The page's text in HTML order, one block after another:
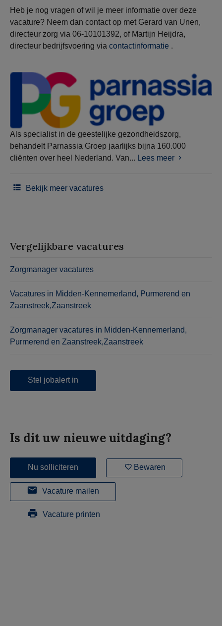
Heb je nog vragen of wil je meer informatie over deze
vacature? Neem dan contact op met Gerard van Unen,
directeur zorg via 06-10101392, of Martijn Heijdra,
directeur bedrijfsvoering via contactinformatie .
Als specialist in de geestelijke gezondheidszorg,
behandelt Parnassia Groep jaarlijks bijna 160.000
cliënten over heel Nederland. Van... Lees meer
Bekijk meer vacatures
Vergelijkbare vacatures
Zorgmanager vacatures
Vacatures in Midden-Kennemerland, Purmerend en
Zaanstreek,Zaanstreek
Zorgmanager vacatures in Midden-Kennemerland,
Purmerend en Zaanstreek,Zaanstreek
Stel jobalert in
Is dit uw nieuwe uitdaging?
Nu solliciteren Bewaren
Vacature mailen
Vacature printen